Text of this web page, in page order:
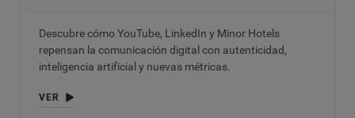
Descubre cómo YouTube, LinkedIn y Minor Hotels
repensan la comunicación digital con autenticidad,
inteligencia artificial y nuevas métricas.
VER